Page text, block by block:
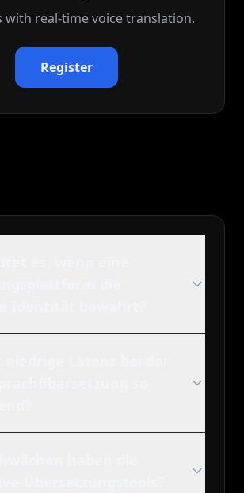
with real‑time voice translation.
Register